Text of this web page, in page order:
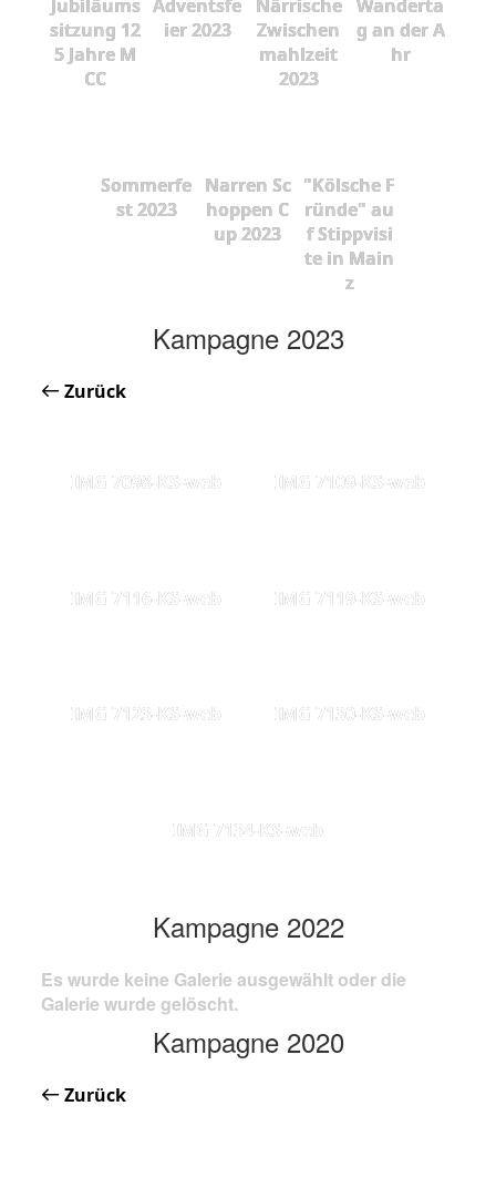
Jubiläums
sitzung 12
5 Jahre M
CC
Adventsfe
ier 2023
Närrische
Zwischen
mahlzeit
2023
Wanderta
g an der A
hr
Sommerfe
st 2023
Narren Sc
hoppen C
up 2023
"Kölsche F
ründe" au
f Stippvisi
te in Main
z
Kampagne 2023
Zurück
IMG 7098-KS-web IMG 7109-KS-web
IMG 7116-KS-web IMG 7119-KS-web
IMG 7123-KS-web IMG 7130-KS-web
IMG 7134-KS-web
Kampagne 2022
Es wurde keine Galerie ausgewählt oder die
Galerie wurde gelöscht.
Kampagne 2020
Zurück